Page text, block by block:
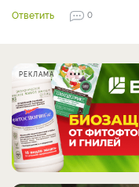
Ответить
0
РЕКЛАМА